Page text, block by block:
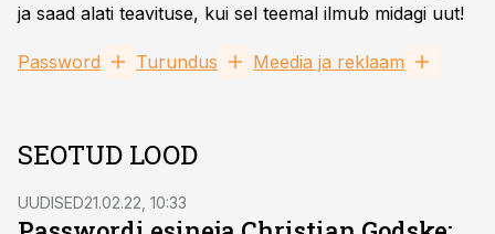
ja saad alati teavituse, kui sel teemal ilmub midagi uut!
Password Turundus Meedia ja reklaam
SEOTUD LOOD
UUDISED21.02.22, 10:33